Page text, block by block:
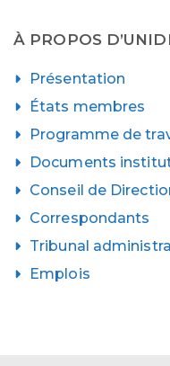
À PROPOS
Présentation
États membres
Programme de
Documents
Conseil de
Correspondants
Tribunal
Emplois